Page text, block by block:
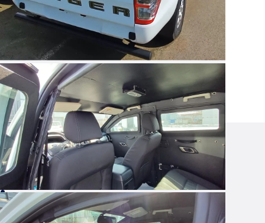
Contacteznos équipes
!